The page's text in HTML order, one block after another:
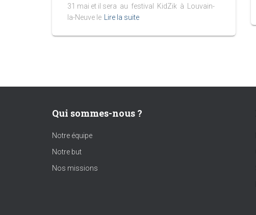
31 mai et il sera au festival KidZik à Louvain-
la-Neuve le
Lire la suite
Qui sommes-nous ?
Notre équipe
Notre but
Nos missions